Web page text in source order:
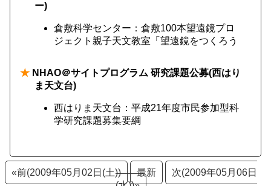
ー)
倉敷科学センター：倉敷100本望遠鏡プロ
ジェクト親子天文教室「望遠鏡をつくろう
★ NHAO＠サイトプログラム 研究課題公募(西はり
ま天文台)
西はりま天文台：平成21年度市民参加型科
学研究課題募集要綱
«前(2009年05月02日(土)) 最新
次(2009年05月06日